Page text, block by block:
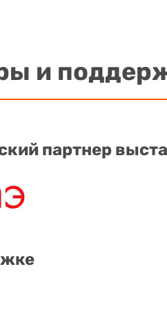
и
партнер